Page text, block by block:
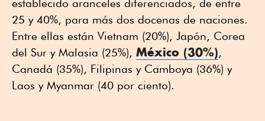
establecido aranceles diferenciados, de entre
25 y 40%, para más dos docenas de naciones.
Entre ellas están Vietnam (20%), Japón, Corea
del Sur y Malasia (25%), México (30%),
Canadá (35%), Filipinas y Camboya (36%) y
Laos y Myanmar (40 por ciento).